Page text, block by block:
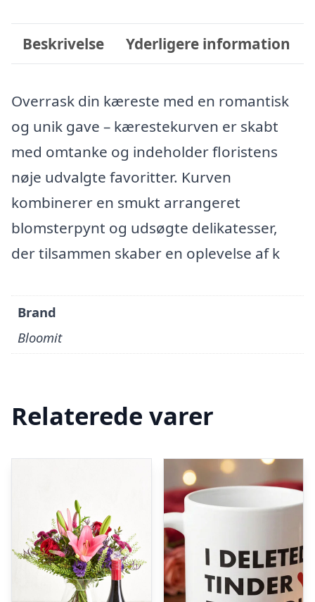
Beskrivelse Yderligere information
Overrask din kæreste med en romantisk
og unik gave – kærestekurven er skabt
med omtanke og indeholder floristens
nøje udvalgte favoritter. Kurven
kombinerer en smukt arrangeret
blomsterpynt og udsøgte delikatesser,
der tilsammen skaber en oplevelse af k
Brand
Bloomit
Relaterede varer